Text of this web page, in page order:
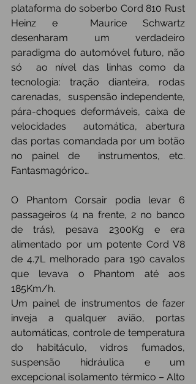
plataforma do soberbo Cord 810 Rust
Heinz e  Maurice Schwartz
desenharam um verdadeiro
paradigma do automóvel futuro, não
só  ao nível das linhas como da
tecnologia: tração dianteira, rodas
carenadas,  suspensão independente,
pára-choques deformáveis, caixa de
velocidades  automática, abertura
das portas comandada por um botão
no painel de  instrumentos, etc.
Fantasmagórico…
O Phantom Corsair podia levar 6
passageiros (4 na frente, 2 no banco
de trás), pesava 2300Kg e era
alimentado por um potente Cord V8
de 4.7L melhorado para 190 cavalos
que levava o Phantom até aos
185Km/h.
Um painel de instrumentos de fazer
inveja a qualquer avião, portas
automáticas, controle de temperatura
do habitáculo, vidros fumados,
suspensão hidráulica e um
excepcional isolamento térmico – Alto